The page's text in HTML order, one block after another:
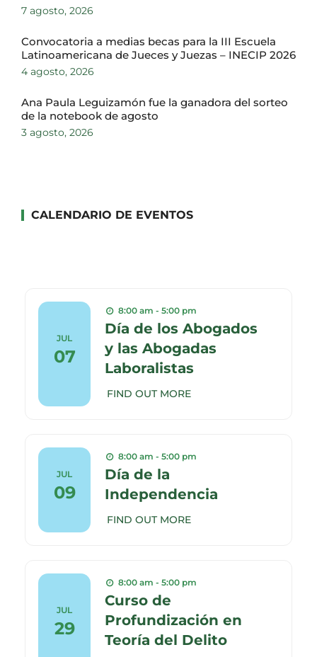
7 agosto, 2026
Convocatoria a medias becas para la III Escuela
Latinoamericana de Jueces y Juezas – INECIP 2026
4 agosto, 2026
Ana Paula Leguizamón fue la ganadora del sorteo
de la notebook de agosto
3 agosto, 2026
CALENDARIO DE EVENTOS
JUL
07
8:00 am - 5:00 pm
Día de los Abogados
y las Abogadas
Laboralistas
FIND OUT MORE
JUL
09
8:00 am - 5:00 pm
Día de la
Independencia
FIND OUT MORE
JUL
29
8:00 am - 5:00 pm
Curso de
Profundización en
Teoría del Delito